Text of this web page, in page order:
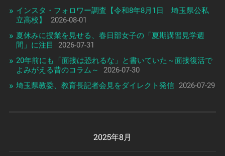
インスタ・フォロワー調査【令和8年8月1日 埼玉県公私
立高校】
2026-08-01
夏休みに授業を見せる、春日部女子の「夏期講習見学週
間」に注目
2026-07-31
20年前にも「面接は恐れるな」と書いていた～面接復活で
よみがえる昔のコラム～
2026-07-30
埼玉県教委、教育長記者会見をダイレクト発信 2026-07-29
2025年8月